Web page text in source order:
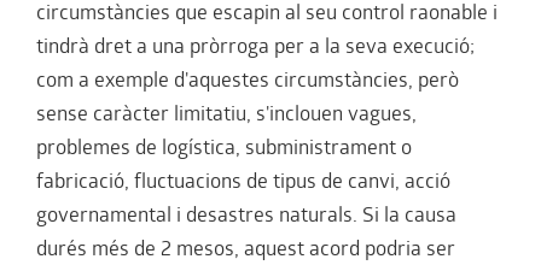
circumstàncies que escapin al seu control raonable i
tindrà dret a una pròrroga per a la seva execució;
com a exemple d'aquestes circumstàncies, però
sense caràcter limitatiu, s'inclouen vagues,
problemes de logística, subministrament o
fabricació, fluctuacions de tipus de canvi, acció
governamental i desastres naturals. Si la causa
durés més de 2 mesos, aquest acord podria ser